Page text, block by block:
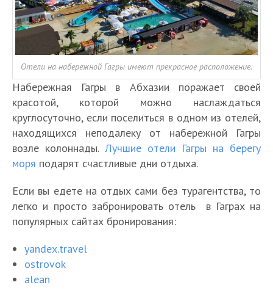
Отели на набережной Гагры имеют прекрасное расположение.
Набережная Гагры в Абхазии поражает своей
красотой, которой можно наслаждаться
круглосуточно, если поселиться в одном из отелей,
находящихся неподалеку от набережной Гагры
возле колоннады. Лучшие отели Гагры на берегу
моря подарят счастливые дни отдыха.
Если вы едете на отдых сами без турагентства, то
легко и просто забронировать отель в Гаграх на
популярных сайтах бронирования:
yandex.travel
ostrovok
alean